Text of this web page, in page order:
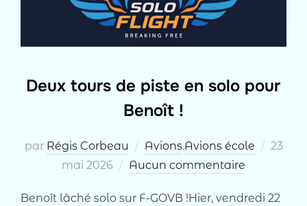
Deux tours de piste en solo pour
Benoît !
par Régis Corbeau Avions,Avions école
Publié
23
mai 2026
Aucun commentaire
Benoît lâché solo sur F-GOVB !Hier, vendredi 22